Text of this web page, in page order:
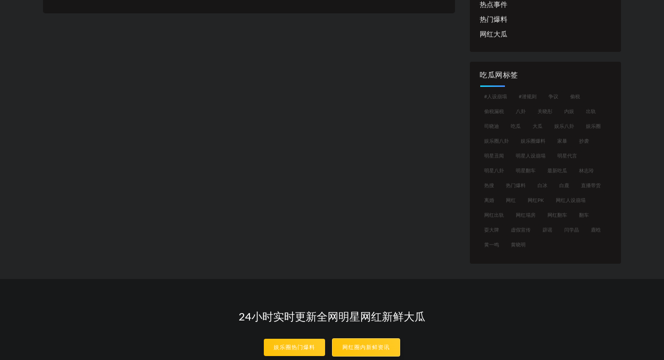
热点事件
热门爆料
网红大瓜
吃瓜网标签
#人设崩塌 #潜规则 争议 偷税
偷税漏税 八卦 关晓彤 内娱 出轨
司晓迪 吃瓜 大瓜 娱乐八卦 娱乐圈
娱乐圈八卦 娱乐圈爆料 家暴 抄袭
明星丑闻 明星人设崩塌 明星代言
明星八卦 明星翻车 最新吃瓜 林志玲
热搜 热门爆料 白冰 白鹿 直播带货
离婚 网红 网红PK 网红人设崩塌
网红出轨 网红塌房 网红翻车 翻车
耍大牌 虚假宣传 辟谣 闫学晶 鹿晗
黄一鸣 黄晓明
24小时实时更新全网明星网红新鲜大瓜
娱乐圈热门爆料 网红圈内新鲜资讯